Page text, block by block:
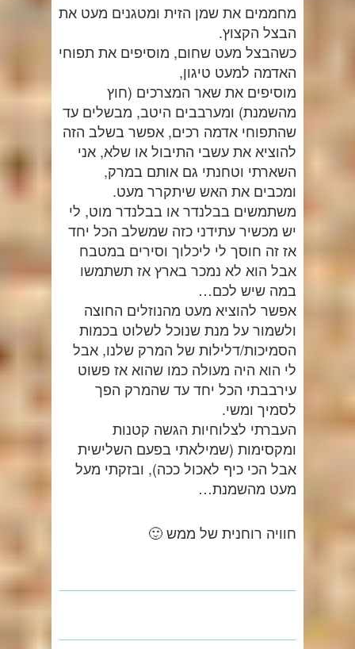
מחממים את שמן הזית ומטגנים מעט את
הבצל הקצוץ.
כשהבצל מעט שחום, מוסיפים את תפוחי
האדמה למעט טיגון,
מוסיפים את שאר המצרכים (חוץ
מהשמנת) ומערבבים היטב, מבשלים עד
שהתפוחי אדמה רכים, אפשר בשלב הזה
להוציא את עשבי התיבול או שלא, אני
השארתי וטחנתי גם אותם במרק,
ומכבים את האש שיתקרר מעט.
משתמשים בבלנדר או בבלנדר מוט, לי
יש מכשיר עתידני כזה שמשלב הכל יחד
אז זה חוסך לי ליכלוך וסירים במטבח
אבל הוא לא נמכר בארץ אז תשתמשו
במה שיש לכם…
אפשר להוציא מעט מהנוזלים החוצה
ולשמור על מנת שנוכל לשלוט בכמות
הסמיכות/דלילות של המרק שלנו, אבל
לי הוא היה מעולה כמו שהוא אז פשוט
עירבבתי הכל יחד עד שהמרק הפך
לסמיך ומשי.
העברתי לצלוחיות הגשה קטנות
ומקסימות (שמילאתי בפעם השלישית
אבל הכי כיף לאכול ככה), ובזקתי מעל
מעט מהשמנת…
חוויה רוחנית של ממש 🙂